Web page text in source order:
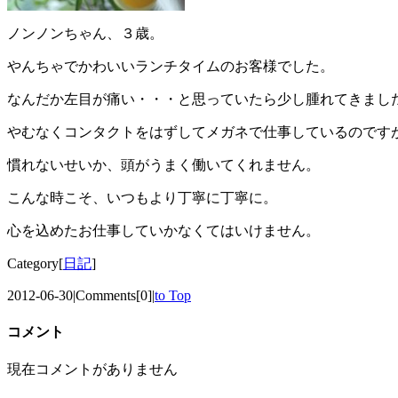
ノンノンちゃん、３歳。
やんちゃでかわいいランチタイムのお客様でした。
なんだか左目が痛い・・・と思っていたら少し腫れてきまし
やむなくコンタクトをはずしてメガネで仕事しているのです
慣れないせいか、頭がうまく働いてくれません。
こんな時こそ、いつもより丁寧に丁寧に。
心を込めたお仕事していかなくてはいけません。
Category[日記]
2012-06-30|Comments[0]|to Top
コメント
現在コメントがありません